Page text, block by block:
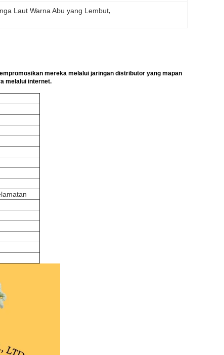
Laut Warna Abu yang Lembut,
mereka melalui jaringan distributor yang mapan
melalui internet.